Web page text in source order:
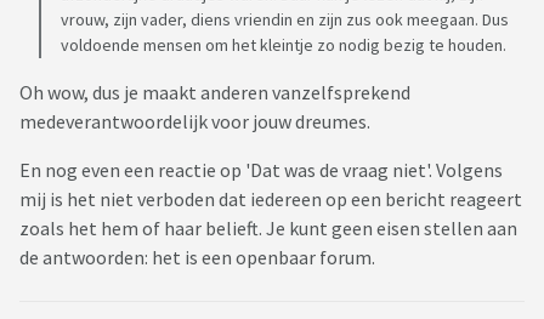
vrouw, zijn vader, diens vriendin en zijn zus ook meegaan. Dus
voldoende mensen om het kleintje zo nodig bezig te houden.
Oh wow, dus je maakt anderen vanzelfsprekend
medeverantwoordelijk voor jouw dreumes.
En nog even een reactie op 'Dat was de vraag niet'. Volgens
mij is het niet verboden dat iedereen op een bericht reageert
zoals het hem of haar belieft. Je kunt geen eisen stellen aan
de antwoorden: het is een openbaar forum.